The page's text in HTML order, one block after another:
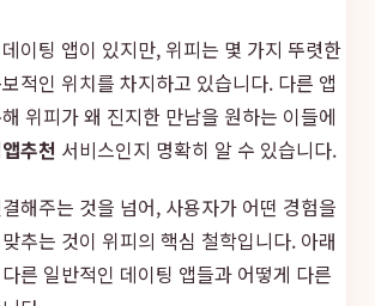
이팅 앱이 있지만, 위피는 몇 가지 뚜렷한
적인 위치를 차지하고 있습니다. 다른 앱
위피가 왜 진지한 만남을 원하는 이들에
추천 서비스인지 명확히 알 수 있습니다.
해주는 것을 넘어, 사용자가 어떤 경험을
추는 것이 위피의 핵심 철학입니다. 아래
른 일반적인 데이팅 앱들과 어떻게 다른